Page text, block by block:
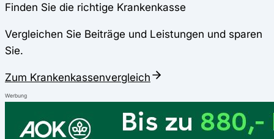
Finden Sie die richtige Krankenkasse
Vergleichen Sie Beiträge und Leistungen und sparen
Sie.
Zum Krankenkassenvergleich
Werbung